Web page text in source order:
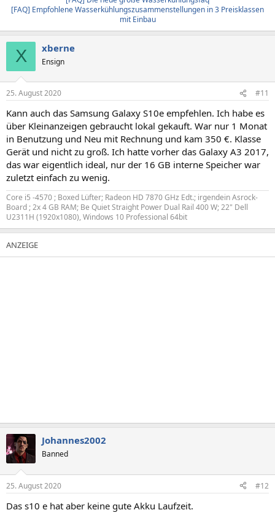
[FAQ] Empfohlene Wasserkühlungszusammenstellungen in 3 Preisklassen
mit Einbau
X xberne
Ensign
25. August 2020 #11
Kann auch das Samsung Galaxy S10e empfehlen. Ich habe es
über Kleinanzeigen gebraucht lokal gekauft. War nur 1 Monat
in Benutzung und Neu mit Rechnung und kam 350 €. Klasse
Gerät und nicht zu groß. Ich hatte vorher das Galaxy A3 2017,
das war eigentlich ideal, nur der 16 GB interne Speicher war
zuletzt einfach zu wenig.
Core i5 -4570 ; Boxed Lüfter; Radeon HD 7870 GHz Edt.; irgendein Asrock-
Board ; 2x 4 GB RAM; Be Quiet Straight Power Dual Rail 400 W; 22" Dell
U2311H (1920x1080), Windows 10 Professional 64bit
Johannes2002
Banned
25. August 2020 #12
Das s10 e hat aber keine gute Akku Laufzeit.